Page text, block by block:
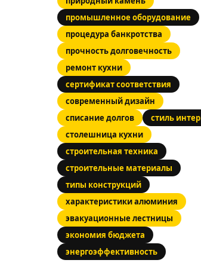
промышленное оборудование
процедура банкротства
прочность долговечность
ремонт кухни
сертификат соответствия
современный дизайн
списание долгов
стиль
столешница кухни
строительная техника
строительные материалы
типы конструкций
характеристики алюминия
эвакуационные лестницы
экономия бюджета
энергоэффективность